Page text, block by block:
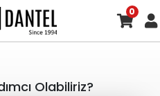
0
Olabiliriz?